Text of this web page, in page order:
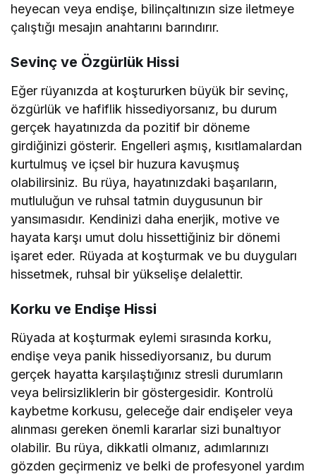
heyecan veya endişe, bilinçaltınızın size iletmeye
çalıştığı mesajın anahtarını barındırır.
Sevinç ve Özgürlük Hissi
Eğer rüyanızda at koştururken büyük bir sevinç,
özgürlük ve hafiflik hissediyorsanız, bu durum
gerçek hayatınızda da pozitif bir döneme
girdiğinizi gösterir. Engelleri aşmış, kısıtlamalardan
kurtulmuş ve içsel bir huzura kavuşmuş
olabilirsiniz. Bu rüya, hayatınızdaki başarıların,
mutluluğun ve ruhsal tatmin duygusunun bir
yansımasıdır. Kendinizi daha enerjik, motive ve
hayata karşı umut dolu hissettiğiniz bir dönemi
işaret eder. Rüyada at koşturmak ve bu duyguları
hissetmek, ruhsal bir yükselişe delalettir.
Korku ve Endişe Hissi
Rüyada at koşturmak eylemi sırasında korku,
endişe veya panik hissediyorsanız, bu durum
gerçek hayatta karşılaştığınız stresli durumların
veya belirsizliklerin bir göstergesidir. Kontrolü
kaybetme korkusu, geleceğe dair endişeler veya
alınması gereken önemli kararlar sizi bunaltıyor
olabilir. Bu rüya, dikkatli olmanız, adımlarınızı
gözden geçirmeniz ve belki de profesyonel yardım